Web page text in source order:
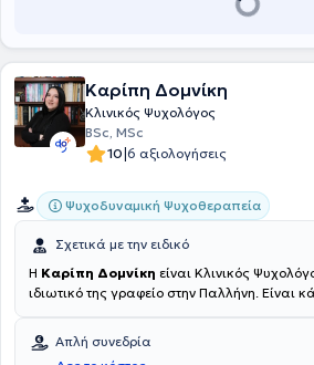
Καρίπη Δομνίκη
Κλινικός Ψυχολόγος
BSc, MSc
10|6 αξιολογήσεις
Ψυχοδυναμική Ψυχοθεραπεία
Σχετικά με την ειδικό
Η Καρίπη Δομνίκη είναι Κλινικός
ιδιωτικό της γραφείο στην Παλλήνη. Είναι
μεταπτυχιακού τίτλου (MSc) στην Κλινική
University of Central Lancashire. Έχει
Απλή συνεδρία